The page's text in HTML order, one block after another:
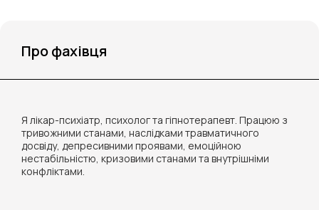
Про фахівця
Я лікар-психіатр, психолог та гіпнотерапевт. Працюю з
тривожними станами, наслідками травматичного
досвіду, депресивними проявами, емоційною
нестабільністю, кризовими станами та внутрішніми
конфліктами.